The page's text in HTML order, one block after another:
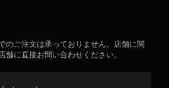
のご注文は承っておりません。店舗に関
舗に直接お問い合わせください。